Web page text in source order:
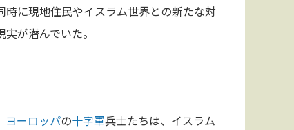
時に現地住民やイスラム世界との新たな対
が潜んでいた。
ヨーロッパの十字軍兵士たちは、イスラム